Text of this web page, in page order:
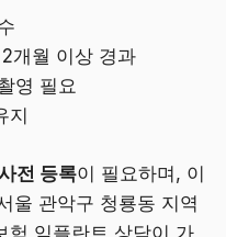
개월 이상 경과
영 필요
지
전 등록이 필요하며, 이
울 관악구 청룡동 지역
험 임플란트 상담이 가